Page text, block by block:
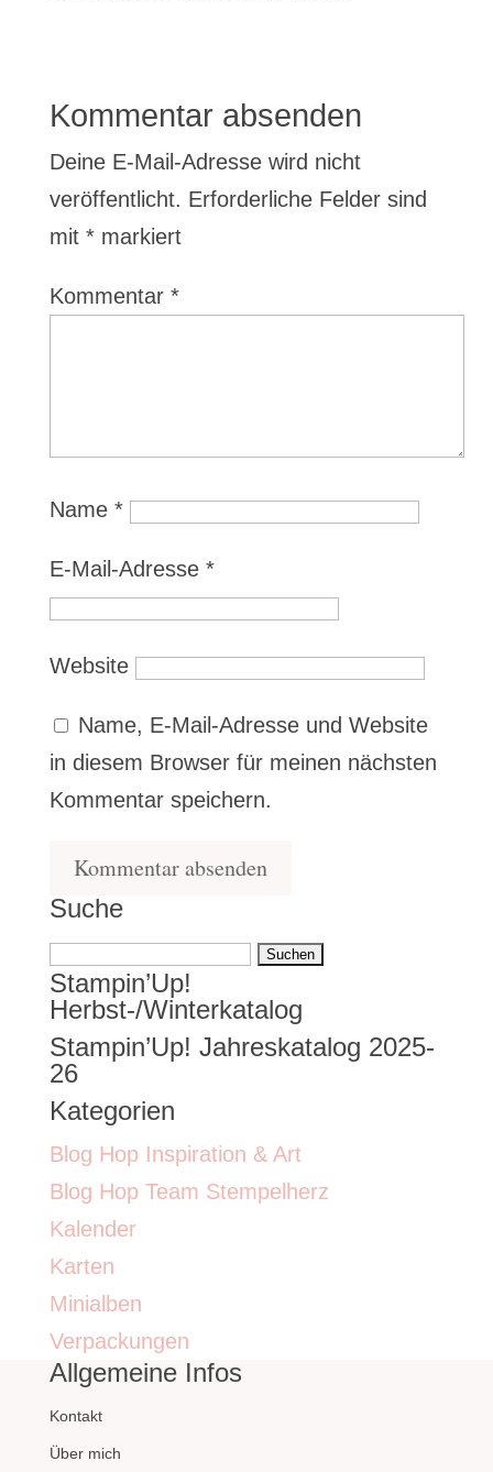
Kommentar absenden
Deine E-Mail-Adresse wird nicht
veröffentlicht. Erforderliche Felder sind
mit *markiert
Kommentar *
Name *
E-Mail-Adresse *
Website
Name, E-Mail-Adresse und Website
in diesem Browser für meinen nächsten
Kommentar speichern.
Suche
Suchen
nach:
Stampin’Up!
Herbst-/Winterkatalog
Stampin’Up! Jahreskatalog 2025-
26
Kategorien
Blog Hop Inspiration & Art
Blog Hop Team Stempelherz
Kalender
Karten
Minialben
Verpackungen
Allgemeine Infos
Kontakt
Über mich